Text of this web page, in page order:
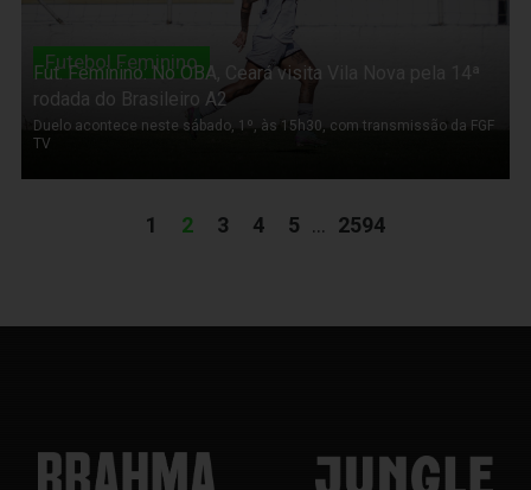
Futebol Feminino
Fut. Feminino: No OBA, Ceará visita Vila Nova pela 14ª
rodada do Brasileiro A2
Duelo acontece neste sábado, 1º, às 15h30, com transmissão da FGF
TV
1 2 3 4 5 ... 2594